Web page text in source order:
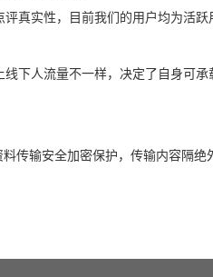
真实性，目前我们的用户均为活
下人流量不一样，决定了自身可
传输安全加密保护，传输内容隔